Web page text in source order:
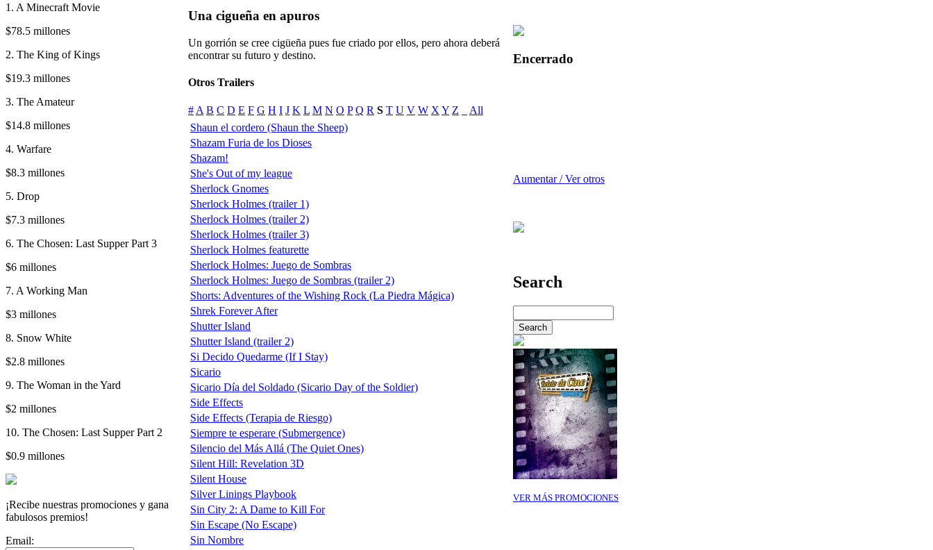
1. A Minecraft Movie
$78.5 millones
2. The King of Kings
$19.3 millones
3. The Amateur
$14.8 millones
4. Warfare
$8.3 millones
5. Drop
$7.3 millones
6. The Chosen: Last Supper Part 3
$6 millones
7. A Working Man
$3 millones
8. Snow White
$2.8 millones
9. The Woman in the Yard
$2 millones
10. The Chosen: Last Supper Part 2
$0.9 millones
¡Recibe nuestras promociones y gana
fabulosos premios!
Email:
Una cigueña en apuros
Un gorrión se cree cigüeña pues fue criado por ellos, pero ahora deberá
encontrar su futuro y destino.
Otros Trailers
# A B C D E F G H I J K L M N O P Q R S T U V W X Y Z
All
Shaun el cordero (Shaun the Sheep)
Shazam Furia de los Dioses
Shazam!
She's Out of my league
Sherlock Gnomes
Sherlock Holmes (trailer 1)
Sherlock Holmes (trailer 2)
Sherlock Holmes (trailer 3)
Sherlock Holmes featurette
Sherlock Holmes: Juego de Sombras
Sherlock Holmes: Juego de Sombras (trailer 2)
Shorts: Adventures of the Wishing Rock (La Piedra Mágica)
Shrek Forever After
Shutter Island
Shutter Island (trailer 2)
Si Decido Quedarme (If I Stay)
Sicario
Sicario Día del Soldado (Sicario Day of the Soldier)
Side Effects
Side Effects (Terapia de Riesgo)
Siempre te esperare (Submergence)
Silencio del Más Allá (The Quiet Ones)
Silent Hill: Revelation 3D
Silent House
Silver Linings Playbook
Sin City 2: A Dame to Kill For
Sin Escape (No Escape)
Sin Nombre
Encerrado
Aumentar / Ver otros
Search
VER MÁS PROMOCIONES